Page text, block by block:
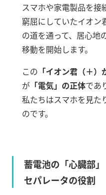
スマホや家電製品を接
窮屈にしていたイオン
の道を通って、居心地
移動を開始します。
この 「イオン君（＋）
が 「電気」の正体であ
私たちはスマホを見た
のです。
蓄電池の「心臓部
セパレータの役割